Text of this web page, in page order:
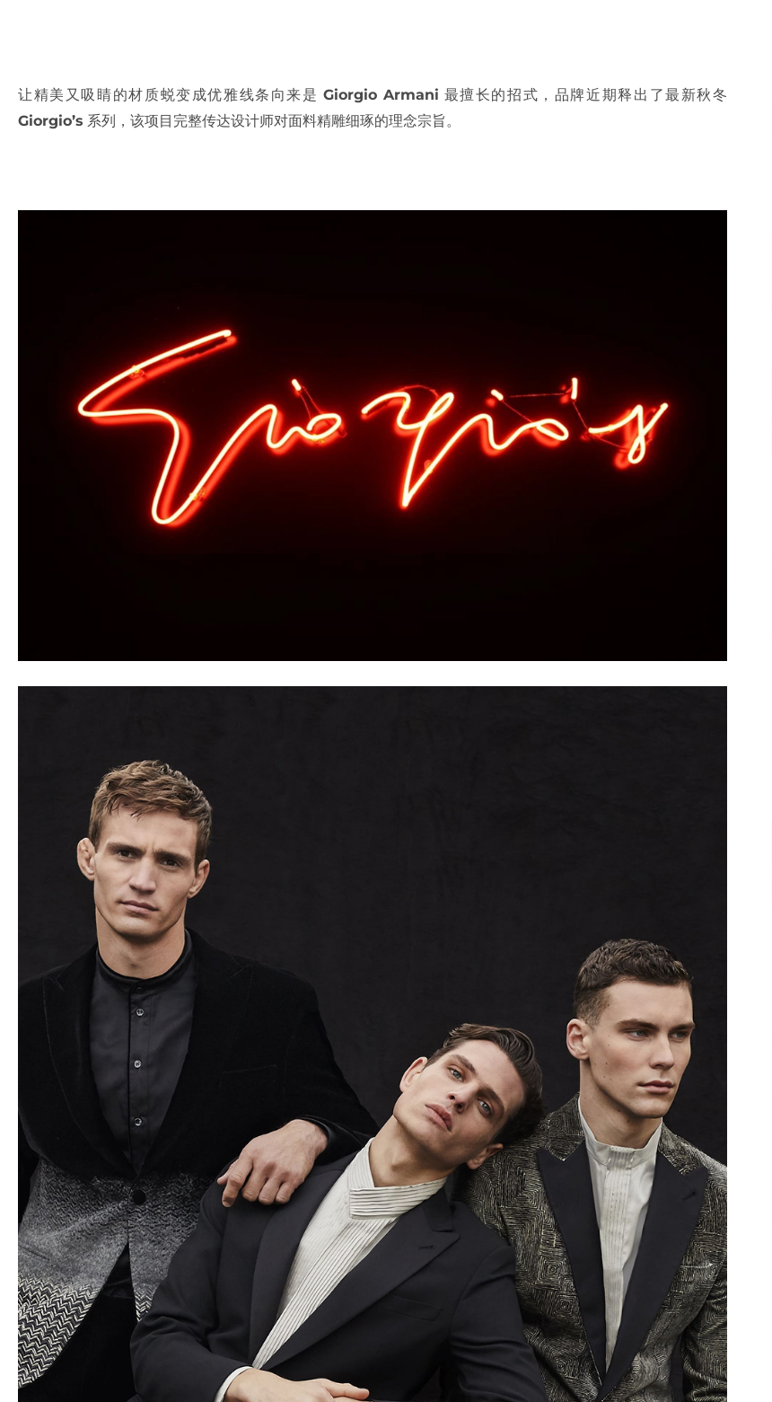
让精美又吸睛的材质蜕变成优雅线条向来是Giorgio Armani 最擅长的招式，品牌近期释出了最新秋冬
Giorgio’s 系列，该项目完整传达设计师对面料精雕细琢的理念宗旨。